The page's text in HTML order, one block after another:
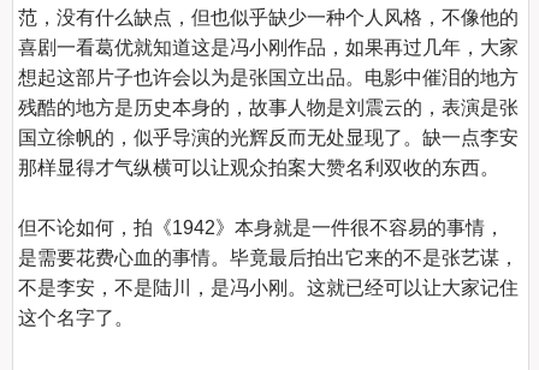
范，没有什么缺点，但也似乎缺少一种个人风格，不像他的
喜剧一看葛优就知道这是冯小刚作品，如果再过几年，大家
想起这部片子也许会以为是张国立出品。电影中催泪的地方
残酷的地方是历史本身的，故事人物是刘震云的，表演是张
国立徐帆的，似乎导演的光辉反而无处显现了。缺一点李安
那样显得才气纵横可以让观众拍案大赞名利双收的东西。
但不论如何，拍《1942》本身就是一件很不容易的事情，
是需要花费心血的事情。毕竟最后拍出它来的不是张艺谋，
不是李安，不是陆川，是冯小刚。这就已经可以让大家记住
这个名字了。